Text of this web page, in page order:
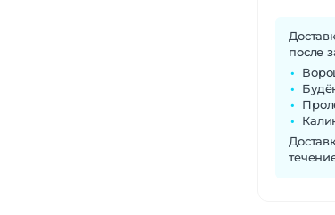
после